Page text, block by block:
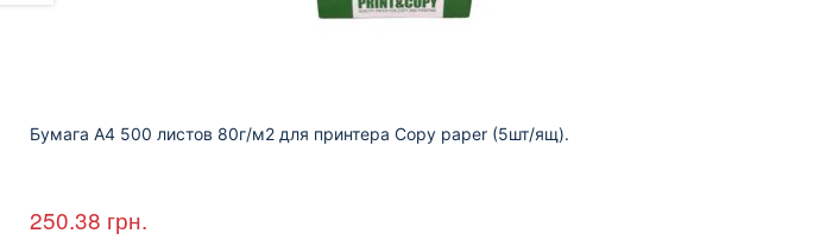
Бумага А4 500 листов 80г/м2 для принтера Copy paper (5шт/ящ).
250.38 грн.